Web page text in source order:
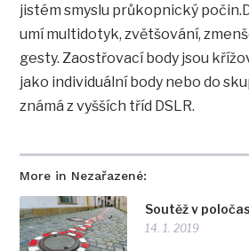
More in Nezařazené:
Soutěž v
14. 1. 2019
jistém smyslu průkopnický
umí multidotyk, zvětšování,
gesty. Zaostřovací body jsou
jako individuální body nebo do
známá z vyšších tříd DSLR.